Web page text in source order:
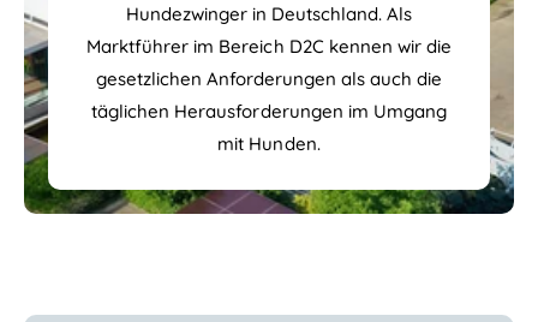
Hundezwinger in Deutschland. Als
Marktführer im Bereich D2C kennen wir die
gesetzlichen Anforderungen als auch die
täglichen Herausforderungen im Umgang
mit Hunden.